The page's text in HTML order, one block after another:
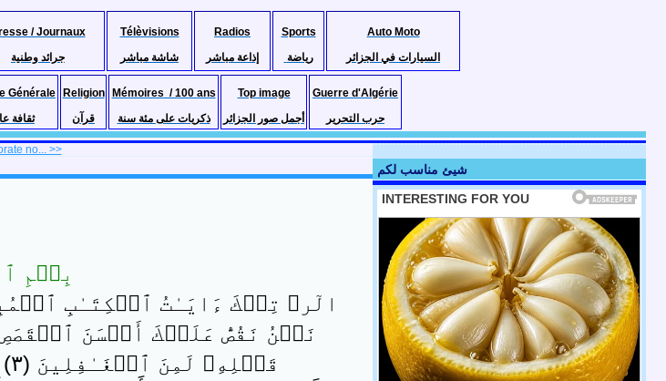
/ Journaux
جرائد وطنية
Télèvisions
شاشة مباشر
Radios
إذاعة مباشر
Sports
رياضة
Auto Moto
السيارات في الجزائر
Générale
ثقافة
Religion
قرآن
Mémoires / 100 ans
ذكريات على مئة سنة
Top image
أجمل صور الجزائر
Guerre d'Algérie
حرب التحرير
no... >>
بِسۡمِ
الٓر‌ۚ تِلۡكَ ءَايَـٰتُ ٱلۡكِتَـٰبِ
نَحۡنُ نَقُصُّ عَلَيۡكَ أَحۡسَنَ
قَبۡلِهِۦ لَمِنَ ٱلۡغَـٰفِلِينَ ( ٣ )
شيئ مناسب لكم